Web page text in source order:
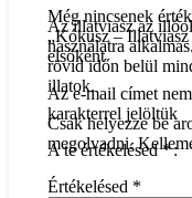
Az illatviasz az
használatra
rövid időn belül
illatok.
Csak helyezze be
megolvadni.
Még nincsenek
„Kókusz – Illatviasz
elsőként
Az e-mail címet
karakterrel jelöltük
A te értékelésed*
Értékelésed *